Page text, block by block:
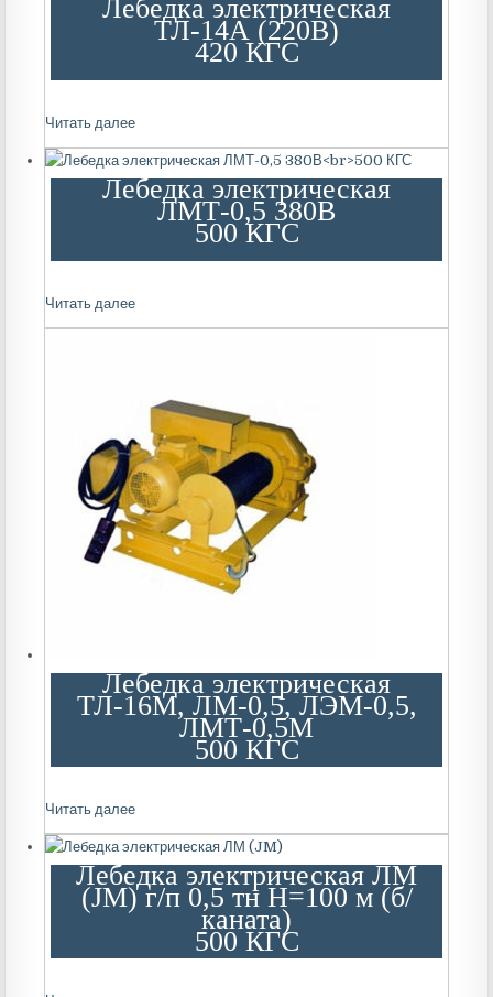
Лебедка электрическая
ТЛ-14А (220В)
420 КГС
Читать далее
Лебедка электрическая
ЛМТ-0,5 380В
500 КГС
Читать далее
Лебедка электрическая
ТЛ-16М, ЛМ-0,5, ЛЭМ-0,5,
ЛМТ-0,5М
500 КГС
Читать далее
Лебедка электрическая ЛМ
(JM) г/п 0,5 тн Н=100 м (б/
каната)
500 КГС